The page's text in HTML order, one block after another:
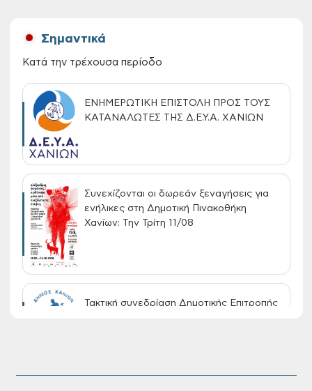
Σημαντικά
Κατά την τρέχουσα περίοδο
ΕΝΗΜΕΡΩΤΙΚΗ ΕΠΙΣΤΟΛΗ ΠΡΟΣ ΤΟΥΣ
ΚΑΤΑΝΑΛΩΤΕΣ ΤΗΣ Δ.Ε.Υ.Α. ΧΑΝΙΩΝ
Συνεχίζονται οι δωρεάν ξεναγήσεις για
ενήλικες στη Δημοτική Πινακοθήκη
Χανίων: Την Τρίτη 11/08
Τακτική συνεδρίαση Δημοτικής Επιτροπής
Επαναλειτουργία του συστήματος